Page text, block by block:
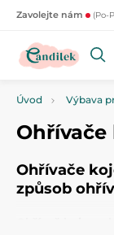
Zavolejte nám (Po-
Úvod Výbava
Ohřívače
Ohřívače
způsob